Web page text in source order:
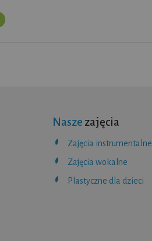
Nasze zajęcia
Zajęcia instrumentalne
Zajęcia wokalne
Plastyczne dla dzieci